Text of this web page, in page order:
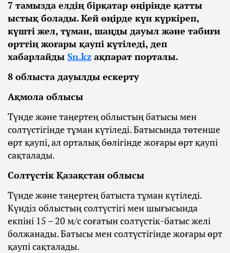
7 тамызда елдің бірқатар өңірінде қатты
ыстық болады. Кей өңірде күн күркіреп,
күшті жел, тұман, шаңды дауыл және табиғи
өрттің жоғары қаупі күтіледі, деп
хабарлайды Sn.kz ақпарат порталы.
8 облыста дауылды ескерту
Ақмола облысы
Түнде және таңертең облыстың батысы мен
солтүстігінде тұман күтіледі. Батысында төтенше
өрт қаупі, ал орталық бөлігінде жоғары өрт қаупі
сақталады.
Солтүстік Қазақстан облысы
Түнде және таңертең батыста тұман күтіледі.
Күндіз облыстың солтүстігі мен шығысында
екпіні 15 – 20 м/с соғатын солтүстік-батыс желі
болжанады. Батысы мен солтүстігінде жоғары өрт
қаупі сақталады.